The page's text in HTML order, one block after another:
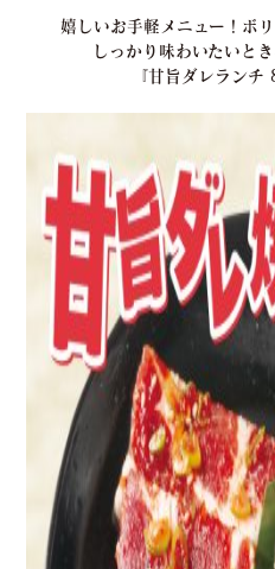
嬉しいお手軽メニュー！ボ
しっかり味わいたいと
『甘旨ダレランチ